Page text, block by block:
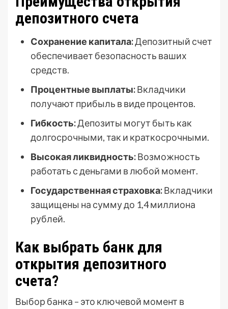
депозитного счета
Сохранение капитала:Депозитный счет
обеспечивает безопасность ваших
средств.
Процентные выплаты:Вкладчики
получают прибыль в виде процентов.
Гибкость:Депозиты могут быть как
долгосрочными, так и краткосрочными.
Высокая ликвидность:Возможность
работать с деньгами в любой момент.
Государственная страховка:Вкладчики
защищены на сумму до 1,4 миллиона
рублей.
Как выбрать банк для
открытия депозитного
счета?
Выбор банка – это ключевой момент в